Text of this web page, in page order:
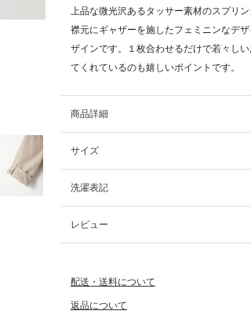
上品な微光沢あるタッサー素材のスプリン
襟元にギャザーを施したフェミニンなデ
ザインです。１枚合わせるだけで若々し
てくれているのも嬉しいポイントです。
商品詳細
サイズ
洗濯表記
レビュー
配送・送料について
返品について